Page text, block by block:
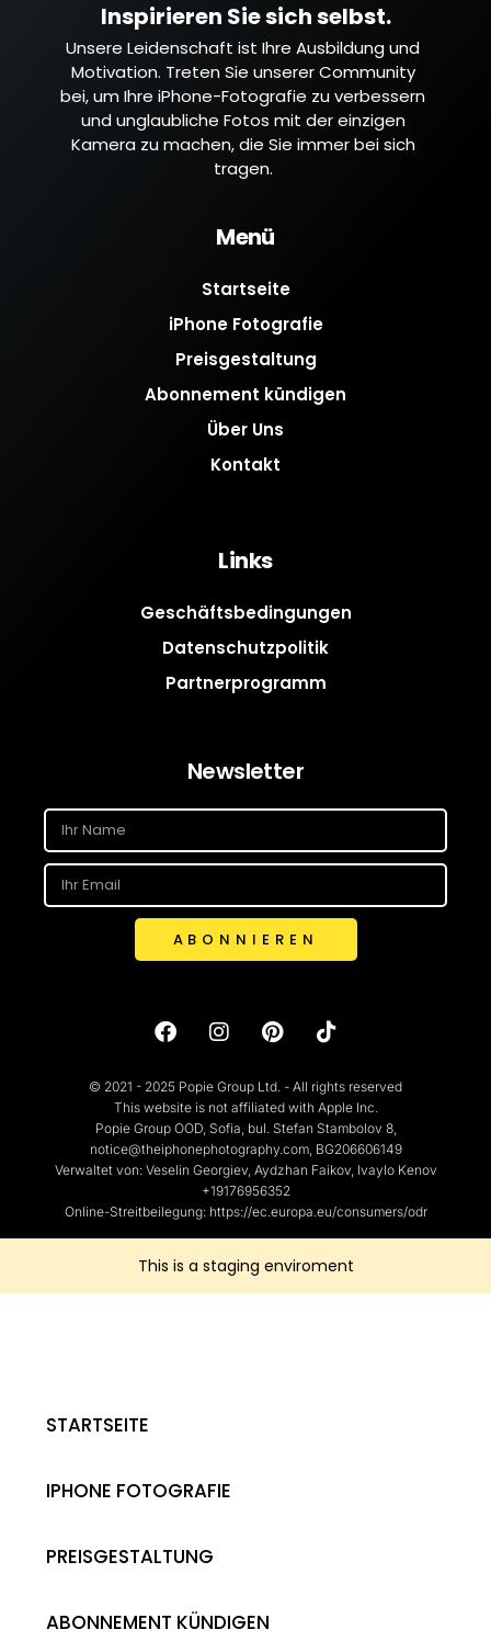
Inspirieren Sie sich selbst.
Unsere Leidenschaft ist Ihre Ausbildung und
Motivation. Treten Sie unserer Community
bei, um Ihre iPhone-Fotografie zu verbessern
und unglaubliche Fotos mit der einzigen
Kamera zu machen, die Sie immer bei sich
tragen.
Menü
Startseite
iPhone Fotografie
Preisgestaltung
Abonnement kündigen
Über Uns
Kontakt
Links
Geschäftsbedingungen
Datenschutzpolitik
Partnerprogramm
Newsletter
ABONNIEREN
© 2021 - 2025 Popie Group Ltd. - All rights reserved
This website is not affiliated with Apple Inc.
Popie Group OOD, Sofia, bul. Stefan Stambolov 8,
notice@theiphonephotography.com, BG206606149
Verwaltet von: Veselin Georgiev, Aydzhan Faikov, Ivaylo Kenov
+19176956352
Online-Streitbeilegung: https://ec.europa.eu/consumers/odr
This is a staging enviroment
STARTSEITE
IPHONE FOTOGRAFIE
PREISGESTALTUNG
ABONNEMENT KÜNDIGEN